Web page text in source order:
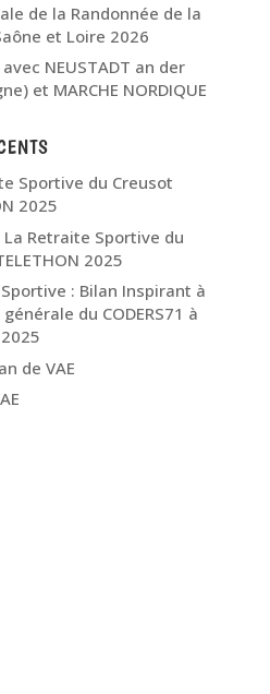
de la Randonnée de la
et Loire 2026
avec NEUSTADT an der
et MARCHE NORDIQUE
Sportive du Creusot
2025
La Retraite Sportive du
2025
: Bilan Inspirant à
du CODERS71 à
de VAE